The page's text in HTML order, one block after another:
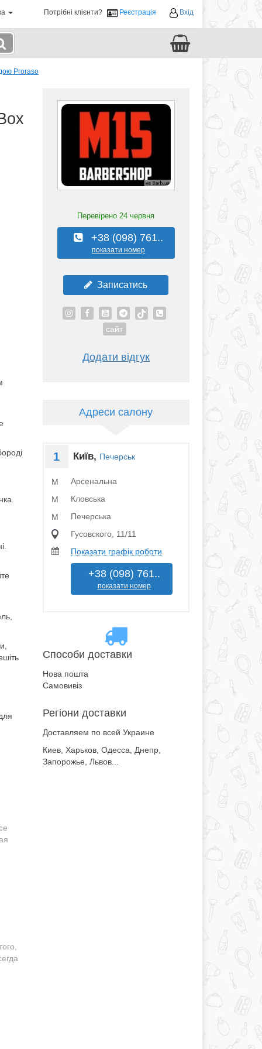
Потрібні клієнти? Реєстрація Вхід
Proraso
Перевірено24 червня
+38 (098) 761..
показати номер
Записатись
сайт
Додати відгук
Адреси салону
1 Київ, Печерськ
M
Арсенальна
M
Кловська
M
Печерська
Гусовского, 11/11
Показати графік роботи
+38 (098) 761..
показати номер
Cпособи доставки
Нова пошта
Самовивіз
Регіони доставки
Доставляем по всей Украине
Киев, Харьков, Одесса, Днепр,
Запорожье, Львов...